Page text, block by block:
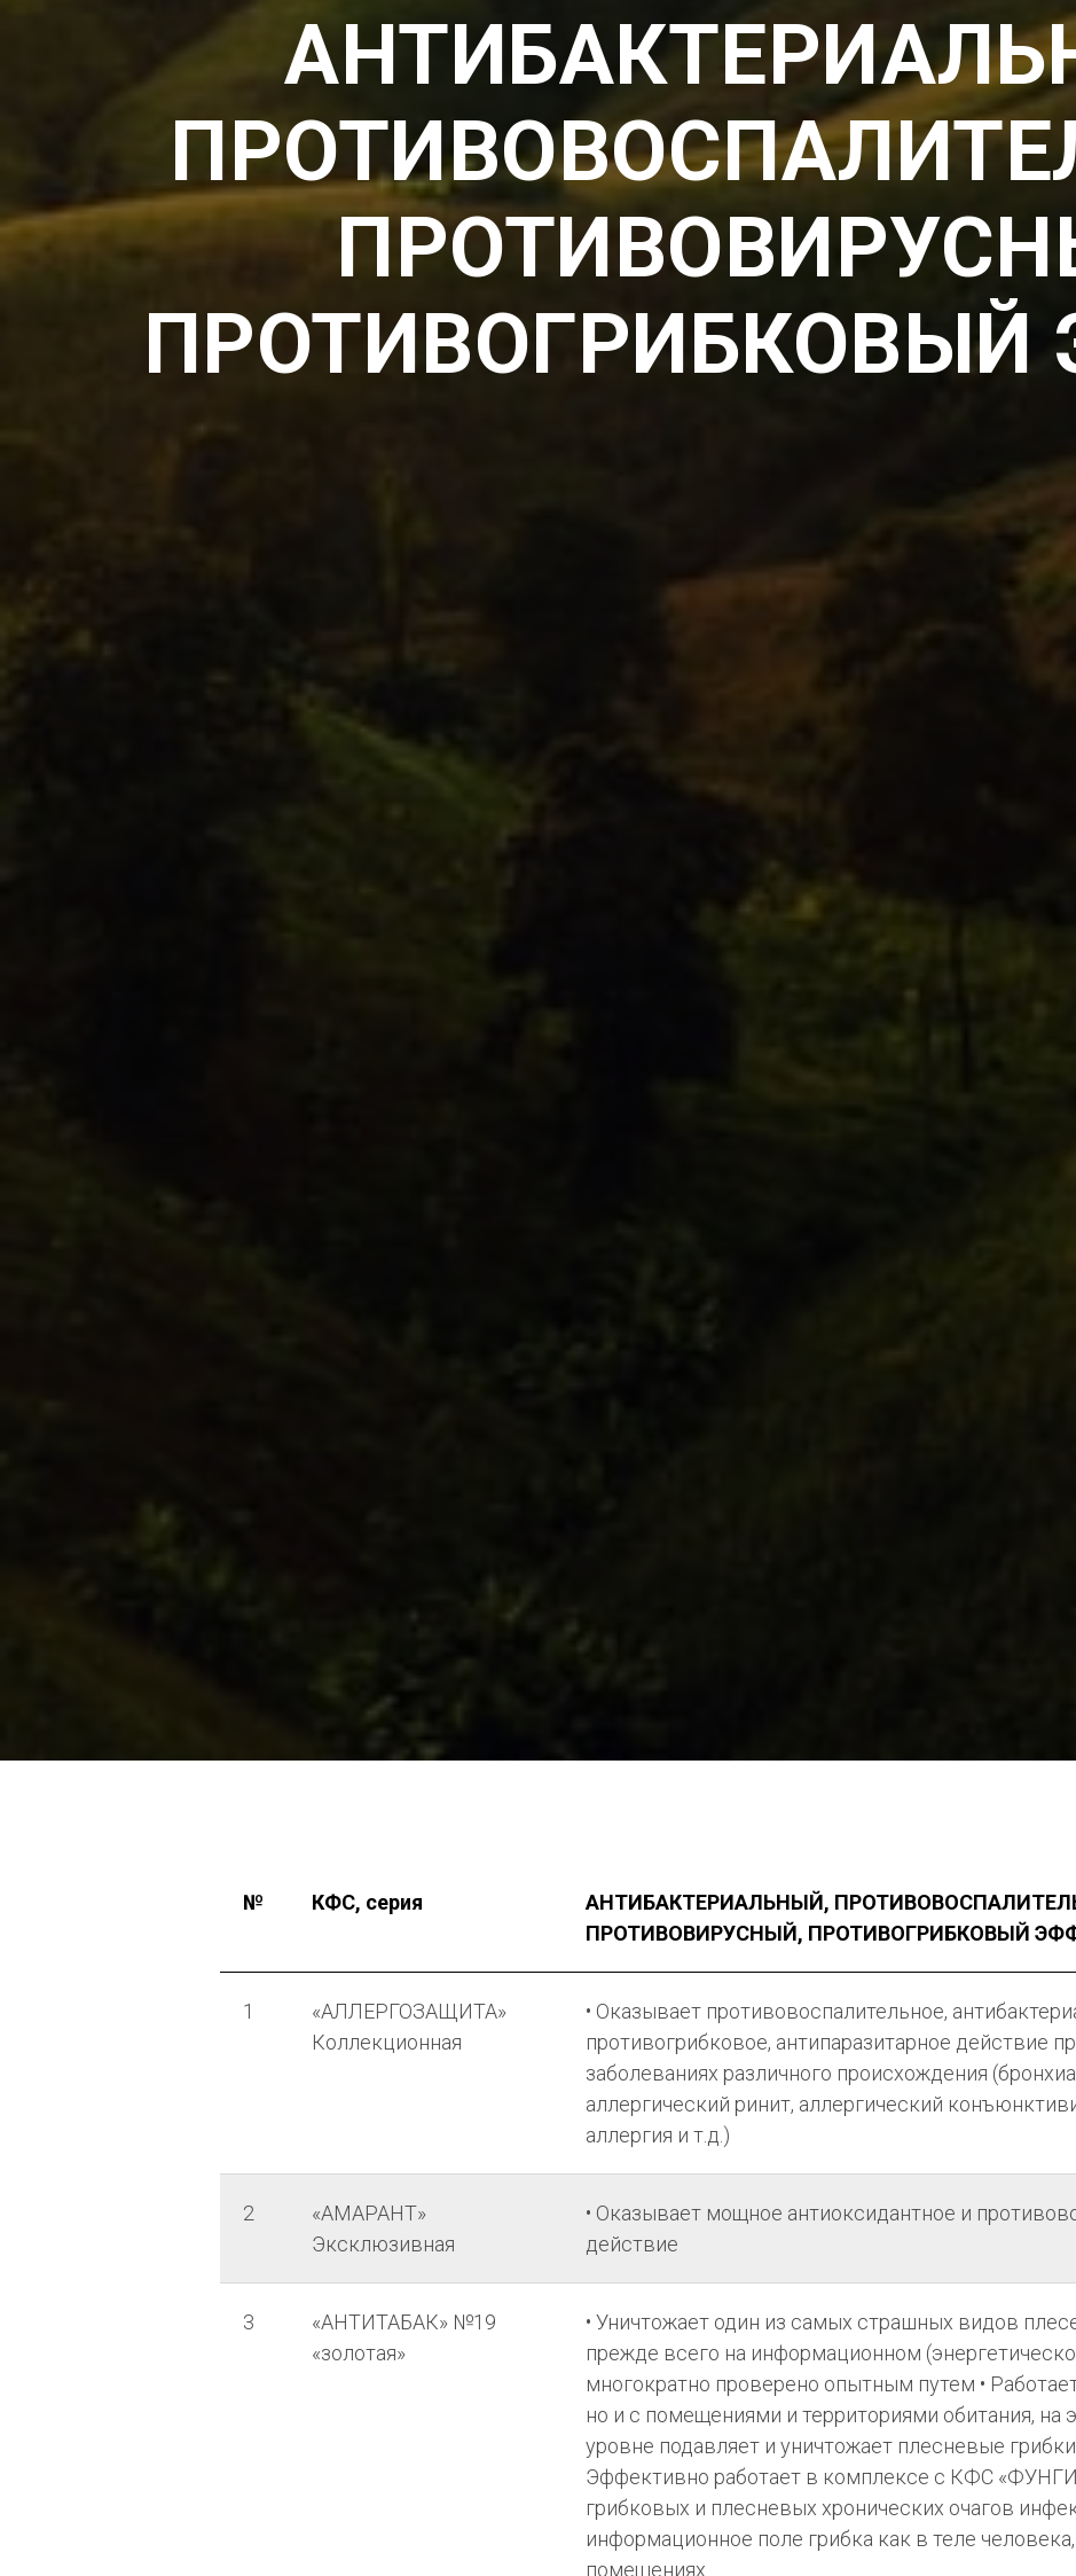
ПРОТИВОГРИБКОВЫЙ
№ КФС, серия
АНТИБАКТЕРИАЛЬНЫЙ,
ПРОТИВОВИРУСНЫЙ, ПРОТИВОГРИБКОВЫЙ
1
«АЛЛЕРГОЗАЩИТА»
Коллекционная
• Оказывает противовоспалительное,
противогрибковое, антипаразитарное действие
заболеваниях различного происхождения
аллергический ринит, аллергический
аллергия и т.д.)
2
«АМАРАНТ»
Эксклюзивная
• Оказывает мощное антиоксидантное и
действие
3
«АНТИТАБАК» №19
«золотая»
• Уничтожает один из самых страшных видов
прежде всего на информационном
многократно проверено опытным путем •
но и с помещениями и территориями обитания, на
уровне подавляет и уничтожает плесневые
Эффективно работает в комплексе с КФС
грибковых и плесневых хронических очагов
информационное поле грибка как в теле
помещениях